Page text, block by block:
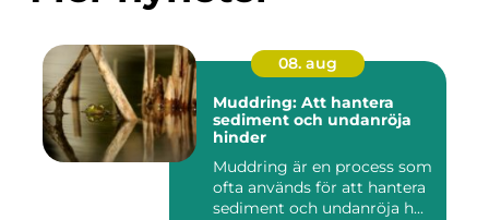
08. aug
Muddring: Att hantera
sediment och undanröja
hinder
Muddring är en process som
ofta används för att hantera
sediment och undanröja h...